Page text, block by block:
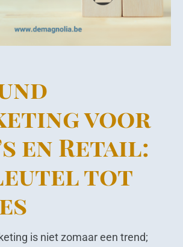
voor
en Retail:
tot
is niet zomaar een trend;